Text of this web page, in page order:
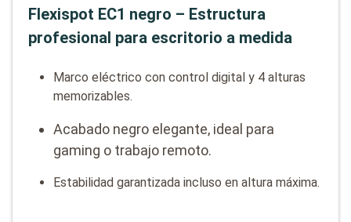
Flexispot EC1 negro – Estructura
profesional para escritorio a medida
Marco eléctrico con control digital y 4 alturas
memorizables.
Acabado negro elegante, ideal para
gaming o trabajo remoto.
Estabilidad garantizada incluso en altura máxima.